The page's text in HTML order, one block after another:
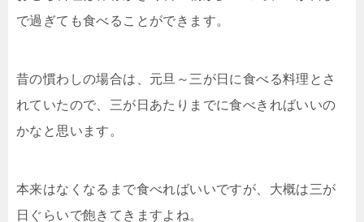
で過ぎても食べることができます。
昔の慣わしの場合は、元旦～三が日に食べる料理とさ
れていたので、三が日あたりまでに食べきればいいの
かなと思います。
本来はなくなるまで食べればいいですが、大概は三が
日ぐらいで飽きてきますよね。